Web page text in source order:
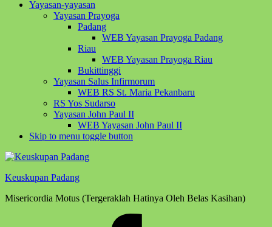
Yayasan-yayasan
Yayasan Prayoga
Padang
WEB Yayasan Prayoga Padang
Riau
WEB Yayasan Prayoga Riau
Bukittinggi
Yayasan Salus Infirmorum
WEB RS St. Maria Pekanbaru
RS Yos Sudarso
Yayasan John Paul II
WEB Yayasan John Paul II
Skip to menu toggle button
Keuskupan Padang
Misericordia Motus (Tergeraklah Hatinya Oleh Belas Kasihan)